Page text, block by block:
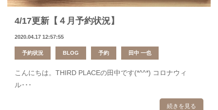
4/17更新【４月予約状況】
2020.04.17 12:57:55
予約状況 BLOG 予約 田中 一也
こんにちは。THIRD PLACEの田中です(*^^*) コロナウィ
ル･･･
続きを見る